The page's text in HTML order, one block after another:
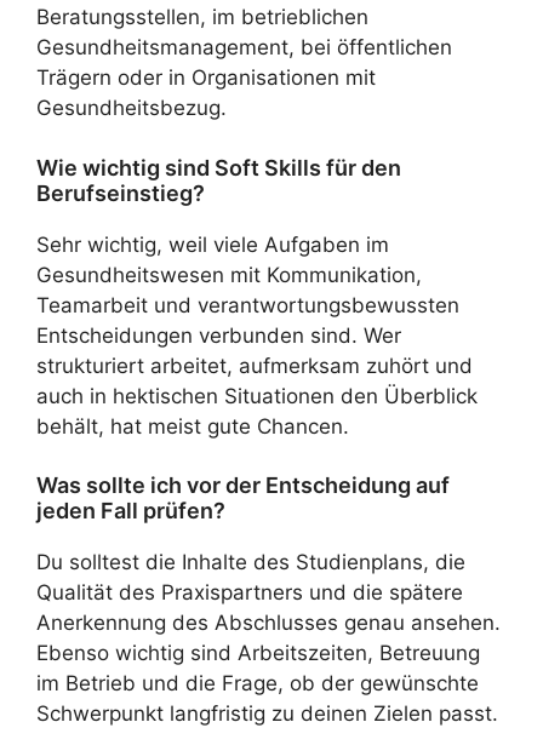
Beratungsstellen, im betrieblichen
Gesundheitsmanagement, bei öffentlichen
Trägern oder in Organisationen mit
Gesundheitsbezug.
Wie wichtig sind Soft Skills für den
Berufseinstieg?
Sehr wichtig, weil viele Aufgaben im
Gesundheitswesen mit Kommunikation,
Teamarbeit und verantwortungsbewussten
Entscheidungen verbunden sind. Wer
strukturiert arbeitet, aufmerksam zuhört und
auch in hektischen Situationen den Überblick
behält, hat meist gute Chancen.
Was sollte ich vor der Entscheidung auf
jeden Fall prüfen?
Du solltest die Inhalte des Studienplans, die
Qualität des Praxispartners und die spätere
Anerkennung des Abschlusses genau ansehen.
Ebenso wichtig sind Arbeitszeiten, Betreuung
im Betrieb und die Frage, ob der gewünschte
Schwerpunkt langfristig zu deinen Zielen passt.